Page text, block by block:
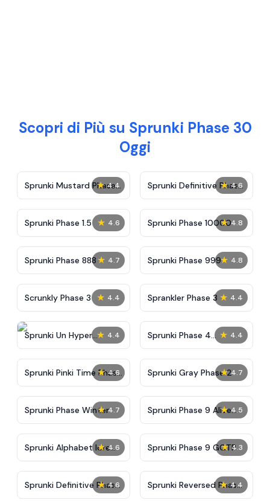
Scopri di Più su Sprunki Phase 30
Oggi
★ 4.4
Sprunki Mustard Phase
2
★ 4.6
Sprunki Definitive Phase
7
★ 4.6
Sprunki Phase 1.5 ★ 4.8
Sprunki Phase 10000
★ 4.7
Sprunki Phase 888 ★ 4.8
Sprunki Phase 999
★ 4.4
Scrunkly Phase 3 ★ 4.4
Sprankler Phase 3
★ 4.4
Sprunki Un Hyper
Shifted Phase 4
★ 4.4
Sprunki Phase 4
Alternate Edition
★ 4.6
Sprunki Pinki Time Phase
3
★ 4.7
Sprunki Gray Phase 2
★ 4.7
Sprunki Phase Winter ★ 4.5
Sprunki Phase 9 Alive
And Malediction
★ 4.6
Sprunki Alphabet lore
Arabic Phase 3
★ 4.3
Sprunki Phase 9 GGTP
★ 4.6
Sprunki Definitive Phase
9 New
★ 4.4
Sprunki Reversed Phase
3 Definitive